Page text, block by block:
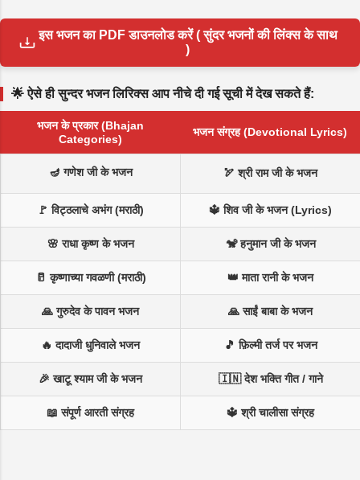
इस भजन का PDF डाउनलोड करें ( सुंदर भजनों की लिंक्स के साथ
)
🌟 ऐसे ही सुन्दर भजन लिरिक्स आप नीचे दी गई सूची में देख सकते हैं:
भजन के प्रकार (Bhajan
Categories)
भजन संग्रह (Devotional Lyrics)
🪔 गणेश जी के भजन 🏹 श्री राम जी के भजन
🚩 विट्ठलाचे अभंग (मराठी) 🔱 शिव जी के भजन (Lyrics)
🌸 राधा कृष्ण के भजन 🐒 हनुमान जी के भजन
🥛 कृष्णाच्या गवळणी (मराठी) 👑 माता रानी के भजन
🙏 गुरुदेव के पावन भजन 🙏 साईं बाबा के भजन
🔥 दादाजी धुनिवाले भजन 🎵 फ़िल्मी तर्ज पर भजन
🎉 खाटू श्याम जी के भजन 🇮🇳 देश भक्ति गीत / गाने
📖 संपूर्ण आरती संग्रह 🔱 श्री चालीसा संग्रह